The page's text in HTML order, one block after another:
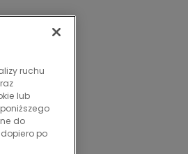
ruchu
lub
do
po